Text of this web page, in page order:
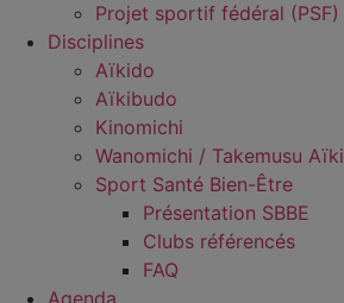
Projet sportif fédéral (PSF)
Disciplines
Aïkido
Aïkibudo
Kinomichi
Wanomichi / Takemusu Aïki
Sport Santé Bien-Être
Présentation SBBE
Clubs référencés
FAQ
Agenda